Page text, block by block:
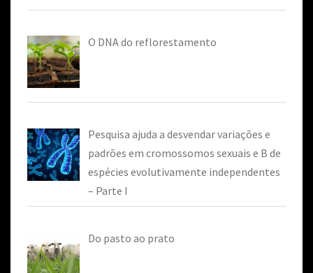
O DNA do reflorestamento
Pesquisa ajuda a desvendar variações e
padrões em cromossomos sexuais e B de
espécies evolutivamente independentes
– Parte I
Do pasto ao prato